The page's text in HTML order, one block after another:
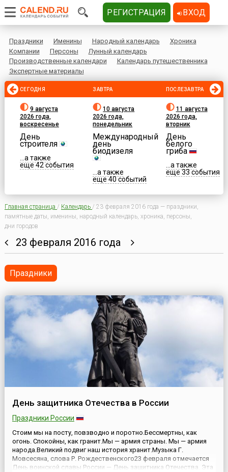
Праздники Именины Народный календарь
Хроника
Компании
Персоны
Лунный календарь
Производственные календари
Календарь путешественника
Экспертные материалы
СЕГОДНЯ
9 августа
2026 года,
воскресенье
День
строителя
...а также
еще 42 события
ЗАВТРА
10 августа
2026 года,
понедельник
Международный
день
биодизеля
...а также
еще 40 событий
ПОСЛЕЗАВТРА
11 августа
2026 года,
вторник
День
белого
гриба
...а также
еще 33 события
Главная страница / Календарь / 23 февраля 2016 года — праздники,
памятные даты, именины, народный календарь, хроника, персоны,
дни городов
23 февраля 2016 года
Праздники
День защитника Отечества в России
Праздники России
Стоим мы на посту, повзводно и поротно.Бессмертны, как
огонь. Спокойны, как гранит.Мы — армия страны. Мы — армия
народа.Великий подвиг наш история хранит.Музыка Г.
Мовсесяна, слова Р. Рождественского23 февраля отмечается
День воинской славы России — День защитника Отечества. Эта
РЕГИСТРАЦИЯ ВХОД